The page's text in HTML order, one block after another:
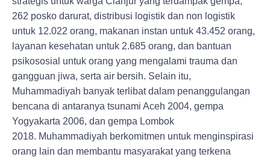
262 posko darurat, distribusi logistik dan non logistik
untuk 12.022 orang, makanan instan untuk 43.452 orang,
layanan kesehatan untuk 2.685 orang, dan bantuan
psikososial untuk orang yang mengalami trauma dan
gangguan jiwa, serta air bersih. Selain itu,
Muhammadiyah banyak terlibat dalam penanggulangan
bencana di antaranya tsunami Aceh 2004, gempa
Yogyakarta 2006, dan gempa Lombok
2018. Muhammadiyah berkomitmen untuk menginspirasi
orang lain dan membantu masyarakat yang terkena